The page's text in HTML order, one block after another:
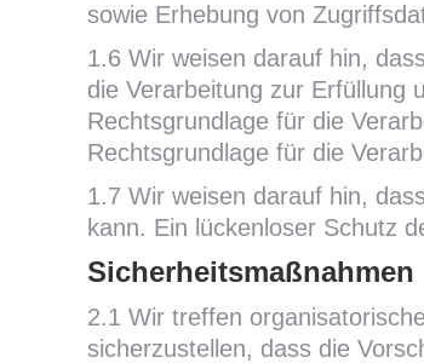
sowie Erhebung von
1.6 Wir weisen darauf hin,
die Verarbeitung zur Erfüllung
Rechtsgrundlage für die
Rechtsgrundlage für die
1.7 Wir weisen darauf hin,
kann. Ein lückenloser Schutz
Sicherheitsmaßnahmen
2.1 Wir treffen
sicherzustellen, dass die